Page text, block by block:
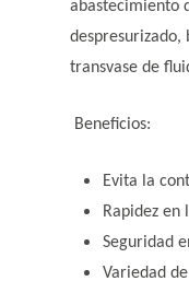
abastecimiento
despresurizado,
transvase de
Beneficios:
Evita la
Rapidez en
Seguridad
Variedad